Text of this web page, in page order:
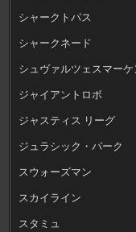
シャークトパス
シャークネード
シュヴァルツェスマーケ
ジャイアントロボ
ジャスティス リーグ
ジュラシック・パーク
スウォーズマン
スカイライン
スタミュ